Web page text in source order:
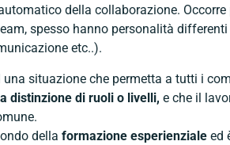
della collaborazione. Occorre
spesso hanno personalità
etc..).
situazione che permetta a tutti i
distinzione di ruoli o livelli, e che il
della formazione esperienziale ed